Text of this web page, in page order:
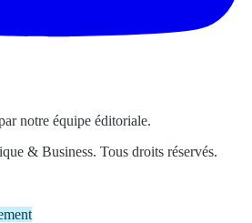
notre équipe éditoriale.
& Business. Tous droits réservés.